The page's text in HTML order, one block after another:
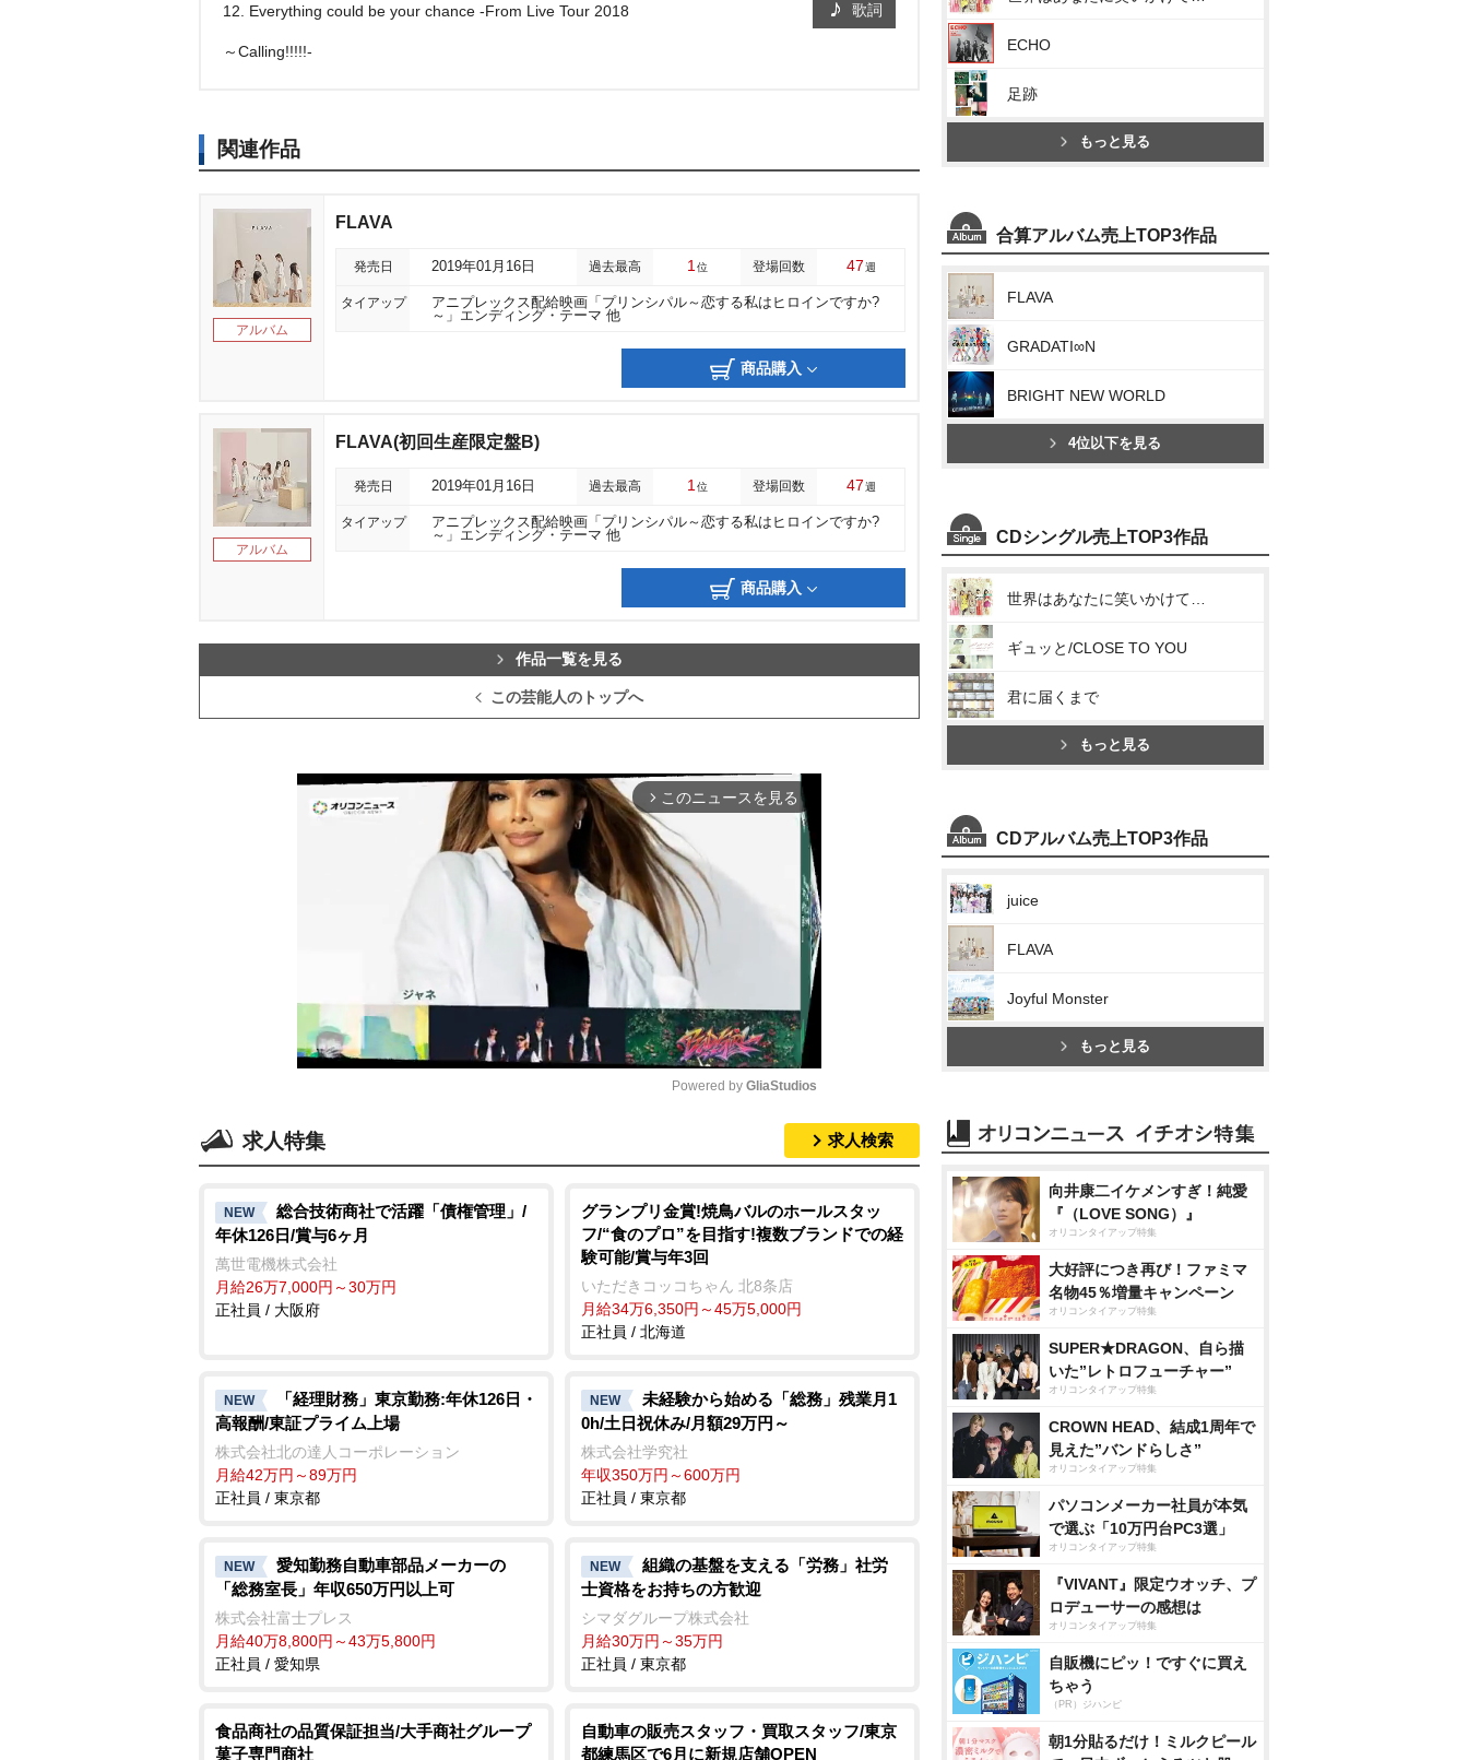
12. Everything could be your chance -From Live Tour 2018
～Calling!!!!!-
歌詞
関連作品
アルバム
FLAVA
発売日 2019年01月16日 過去最高 1 位 登場回数 47週
タイアップ
アニプレックス配給映画「プリンシパル～恋する私はヒロインですか?
～」エンディング・テーマ 他
商品購入
アルバム
FLAVA(初回生産限定盤B)
発売日 2019年01月16日 過去最高 1 位 登場回数 47週
タイアップ
アニプレックス配給映画「プリンシパル～恋する私はヒロインですか?
～」エンディング・テーマ 他
商品購入
作品一覧を見る
この芸能人のトップへ
arrow_forward_ios このニュースを見る
t
e
Powered by GliaStudios
求人特集 求人検索
NEW
総合技術商社で活躍「債権管理」/
年休126日/賞与6ヶ月
萬世電機株式会社
月給26万7,000円～30万円
正社員 / 大阪府
グランプリ金賞!焼鳥バルのホールスタッ
フ/“食のプロ”を目指す!複数ブランドでの経
験可能/賞与年3回
いただきコッコちゃん 北8条店
月給34万6,350円～45万5,000円
正社員 / 北海道
NEW
「経理財務」東京勤務:年休126日・
高報酬/東証プライム上場
株式会社北の達人コーポレーション
月給42万円～89万円
正社員 / 東京都
NEW
未経験から始める「総務」残業月1
0h/土日祝休み/月額29万円～
株式会社学究社
年収350万円～600万円
正社員 / 東京都
NEW
愛知勤務自動車部品メーカーの
「総務室長」年収650万円以上可
株式会社富士プレス
月給40万8,800円～43万5,800円
正社員 / 愛知県
NEW
組織の基盤を支える「労務」社労
士資格をお持ちの方歓迎
シマダグループ株式会社
月給30万円～35万円
正社員 / 東京都
食品商社の品質保証担当/大手商社グループ
菓子専門商社
自動車の販売スタッフ・買取スタッフ/東京
都練馬区で6月に新規店舗OPEN
ECHO
足跡
もっと見る
合算アルバム売上TOP3作品
FLAVA
GRADATI∞N
BRIGHT NEW WORLD
4位以下を見る
CDシングル売上TOP3作品
ギュッと/CLOSE TO YOU
君に届くまで
もっと見る
CDアルバム売上TOP3作品
juice
FLAVA
Joyful Monster
もっと見る
向井康二イケメンすぎ！純愛
『（LOVE SONG）』
オリコンタイアップ特集
大好評につき再び！ファミマ
名物45％増量キャンペーン
オリコンタイアップ特集
SUPER★DRAGON、自ら描
いた”レトロフューチャー”
オリコンタイアップ特集
CROWN HEAD、結成1周年で
見えた”バンドらしさ”
オリコンタイアップ特集
パソコンメーカー社員が本気
で選ぶ「10万円台PC3選」
オリコンタイアップ特集
『VIVANT』限定ウオッチ、プ
ロデューサーの感想は
オリコンタイアップ特集
自販機にピッ！ですぐに買え
ちゃう
（PR）ジハンピ
朝1分貼るだけ！ミルクピール